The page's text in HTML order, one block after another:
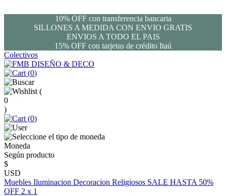
10% OFF con transferencia bancaria
SILLONES A MEDIDA CON ENVIO GRATIS
ENVIOS A TODO EL PAIS
15% OFF con tarjetas de crédito Itaú
Colectivos
(0)
(
0
)
(0)
Moneda
Según producto
$
USD
Muebles Iluminacion Decoracion Religiosos SALE HASTA 50%
OFF 2 x 1